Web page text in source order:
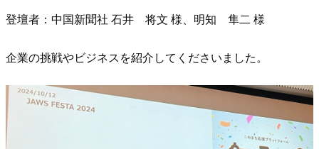
登壇者：中国新聞社 石井 将文 様、明知 隼二 様
企業の挑戦やビジネスを紹介してくださいました。